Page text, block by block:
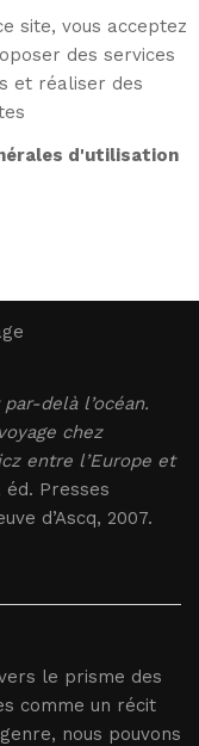
site, vous acceptez
des services
et réaliser des
d'utilisation
delà l’océan.
chez
entre l’Europe et
éd. Presses
d’Ascq, 2007.
le prisme des
comme un récit
nous pouvons